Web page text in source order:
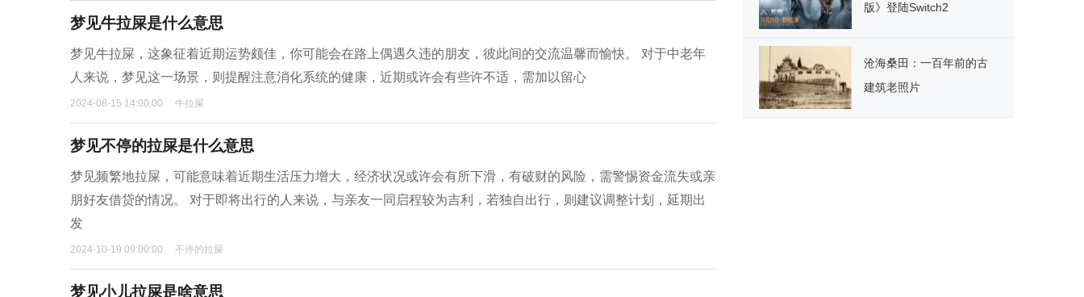
梦见牛拉屎是什么意思
梦见牛拉屎，这象征着近期运势颇佳，你可能会在路上偶遇久违的朋友，彼此间的交流温馨而愉快。 对于中老年
人来说，梦见这一场景，则提醒注意消化系统的健康，近期或许会有些许不适，需加以留心
2024-08-15 14:00:00 牛拉屎
梦见不停的拉屎是什么意思
梦见频繁地拉屎，可能意味着近期生活压力增大，经济状况或许会有所下滑，有破财的风险，需警惕资金流失或亲
朋好友借贷的情况。 对于即将出行的人来说，与亲友一同启程较为吉利，若独自出行，则建议调整计划，延期出
发
2024-10-19 09:00:00 不停的拉屎
梦见小儿拉屎是啥意思
版》登陆Switch2
沧海桑田：一百年前的古
建筑老照片